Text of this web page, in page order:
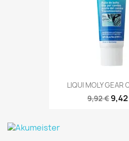
LIQUI MOLY GEAR
9,92 €